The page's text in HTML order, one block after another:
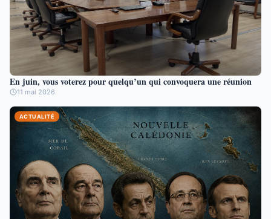
En juin, vous voterez pour quelqu’un qui convoquera une réunion
11 mai 2026
ACTUALITÉ